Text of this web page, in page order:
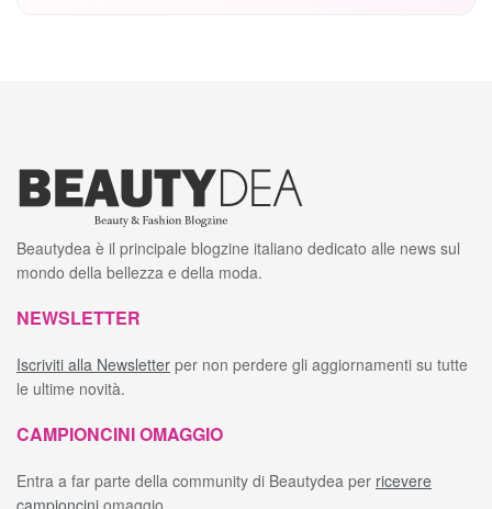
Beautydea è il principale blogzine italiano dedicato alle news sul
mondo della bellezza e della moda.
NEWSLETTER
Iscriviti alla Newsletter per non perdere gli aggiornamenti su tutte
le ultime novità.
CAMPIONCINI OMAGGIO
Entra a far parte della community di Beautydea per ricevere
campioncini omaggio.